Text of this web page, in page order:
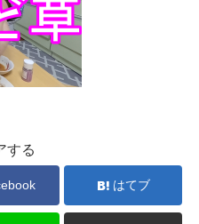
する
はてブ